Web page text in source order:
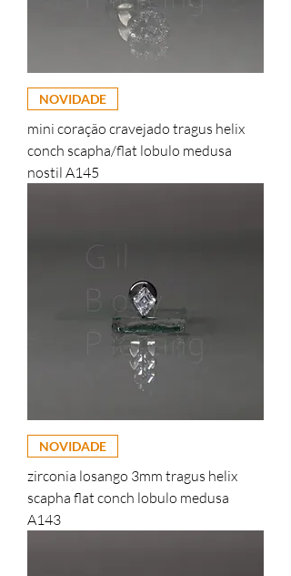
NOVIDADE
mini coração cravejado tragus helix
conch scapha/flat lobulo medusa
nostil A145
NOVIDADE
zirconia losango 3mm tragus helix
scapha flat conch lobulo medusa
A143